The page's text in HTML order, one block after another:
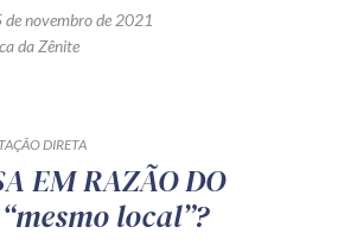
de novembro de 2021
da Zênite
DIRETA
EM RAZÃO DO
local”?